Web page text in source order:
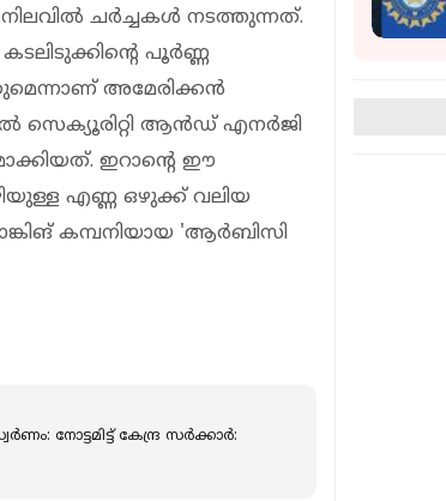
നിലവിൽ ചർച്ചകൾ നടത്തുന്നത്.
പൂർണ്ണ
അമേരിക്കൻ
സെക്യൂരിറ്റി ആൻഡ് എനർജി
ഇറാന്റെ ഈ
എണ്ണ ഒഴുക്ക് വലിയ
കമ്പനിയായ 'ആർബിസി
നോട്ടമിട്ട് കേന്ദ്ര സർക്കാർ: